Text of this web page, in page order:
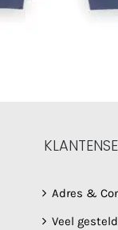
Adres &
Veel